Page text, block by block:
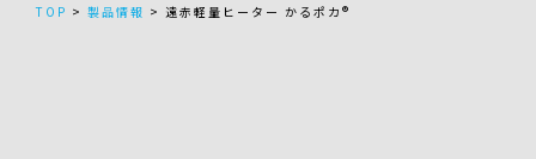
TOP > 製品情報 > 遠赤軽量ヒーター かるポカ®